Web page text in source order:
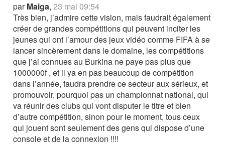
parMaiga,23 mai 09:54
Très bien, j’admire cette vision, mais faudrait également
créer de grandes compétitions qui peuvent inciter les
jeunes qui ont l’amour des jeux vidéo comme FIFA à se
lancer sincèrement dans le domaine, les compétitions
que j’ai connues au Burkina ne paye pas plus que
1000000f , et il ya en pas beaucoup de compétition
dans l’année, faudra prendre ce secteur aux sérieux, et
promouvoir, pourquoi pas un championnat national, qui
va réunir des clubs qui vont disputer le titre et bien
d’autre compétition, sinon pour le moment, tous ceux
qui jouent sont seulement des gens qui dispose d’une
console et de la connexion !!!!